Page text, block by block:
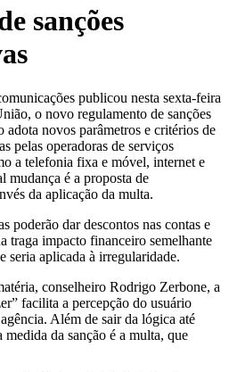
sanções
publicou nesta sexta-feira
o novo regulamento de sanções
novos parâmetros e critérios de
pelas operadoras de serviços
a telefonia fixa e móvel, internet e
mudança é a proposta de
da aplicação da multa.
poderão dar descontos nas contas e
traga impacto financeiro semelhante
seria aplicada à irregularidade.
conselheiro Rodrigo Zerbone, a
facilita a percepção do usuário
Além de sair da lógica até
da sanção é a multa, que